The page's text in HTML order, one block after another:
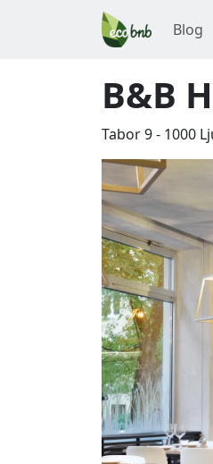
Blog
B&B
Tabor 9- 1000